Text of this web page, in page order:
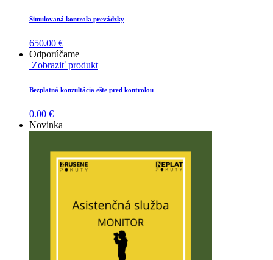
Simulovaná kontrola prevádzky
650.00 €
Odporúčame
Zobraziť produkt
Bezplatná konzultácia ešte pred kontrolou
0.00 €
Novinka